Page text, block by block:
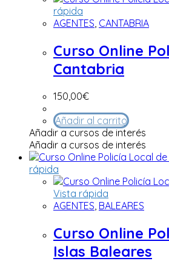
rápida
AGENTES, CANTABRIA
Curso Online
Cantabria
150,00€
Añadir al carrito
Añadir a cursos de interés
Añadir a cursos de interés
rápida
Vista rápida
AGENTES BALEARES
Curso Online
Islas Baleares